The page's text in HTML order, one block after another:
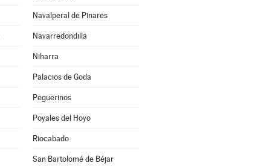
Navalperal de Pinares
Navarredondilla
Niharra
Palacios de Goda
Peguerinos
Poyales del Hoyo
Riocabado
San Bartolomé de Béjar